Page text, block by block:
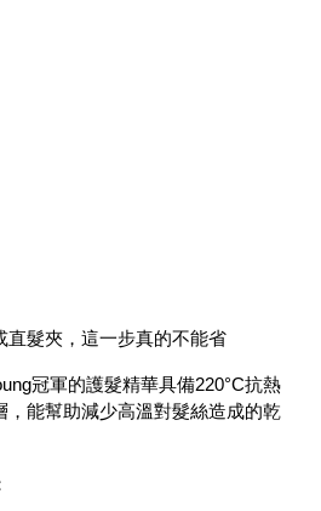
直髮夾，這一步真的不能省
冠軍的護髮精華具備220°C抗熱
，能幫助減少高溫對髮絲造成的乾